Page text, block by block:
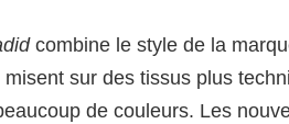
combine le style de la
sur des tissus plus
de couleurs. Les